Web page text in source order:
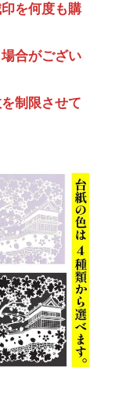
を何度も購
合がござい
制限させて